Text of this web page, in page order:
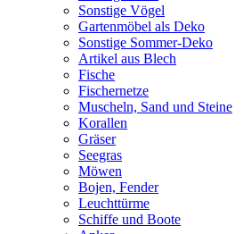
Sonstige Vögel
Gartenmöbel als Deko
Sonstige Sommer-Deko
Artikel aus Blech
Fische
Fischernetze
Muscheln, Sand und Steine
Korallen
Gräser
Seegras
Möwen
Bojen, Fender
Leuchttürme
Schiffe und Boote